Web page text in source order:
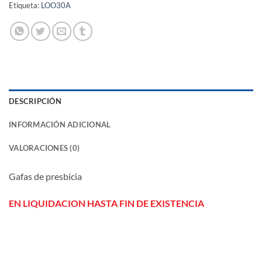
Etiqueta: LOO30A
DESCRIPCIÓN
INFORMACIÓN ADICIONAL
VALORACIONES (0)
Gafas de presbicia
EN LIQUIDACION HASTA FIN DE EXISTENCIA